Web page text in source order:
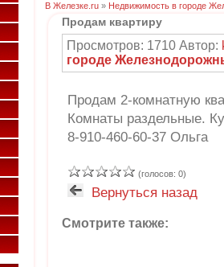
В Железке.ru » Недвижимость в городе
Продам квартиру
Просмотров: 1710 Автор:
городе
Продам 2-комнатную
Комнаты раздельные.
8-910-460-60-37 Ольга
(голосов: 0)
Вернуться назад
Смотрите также: